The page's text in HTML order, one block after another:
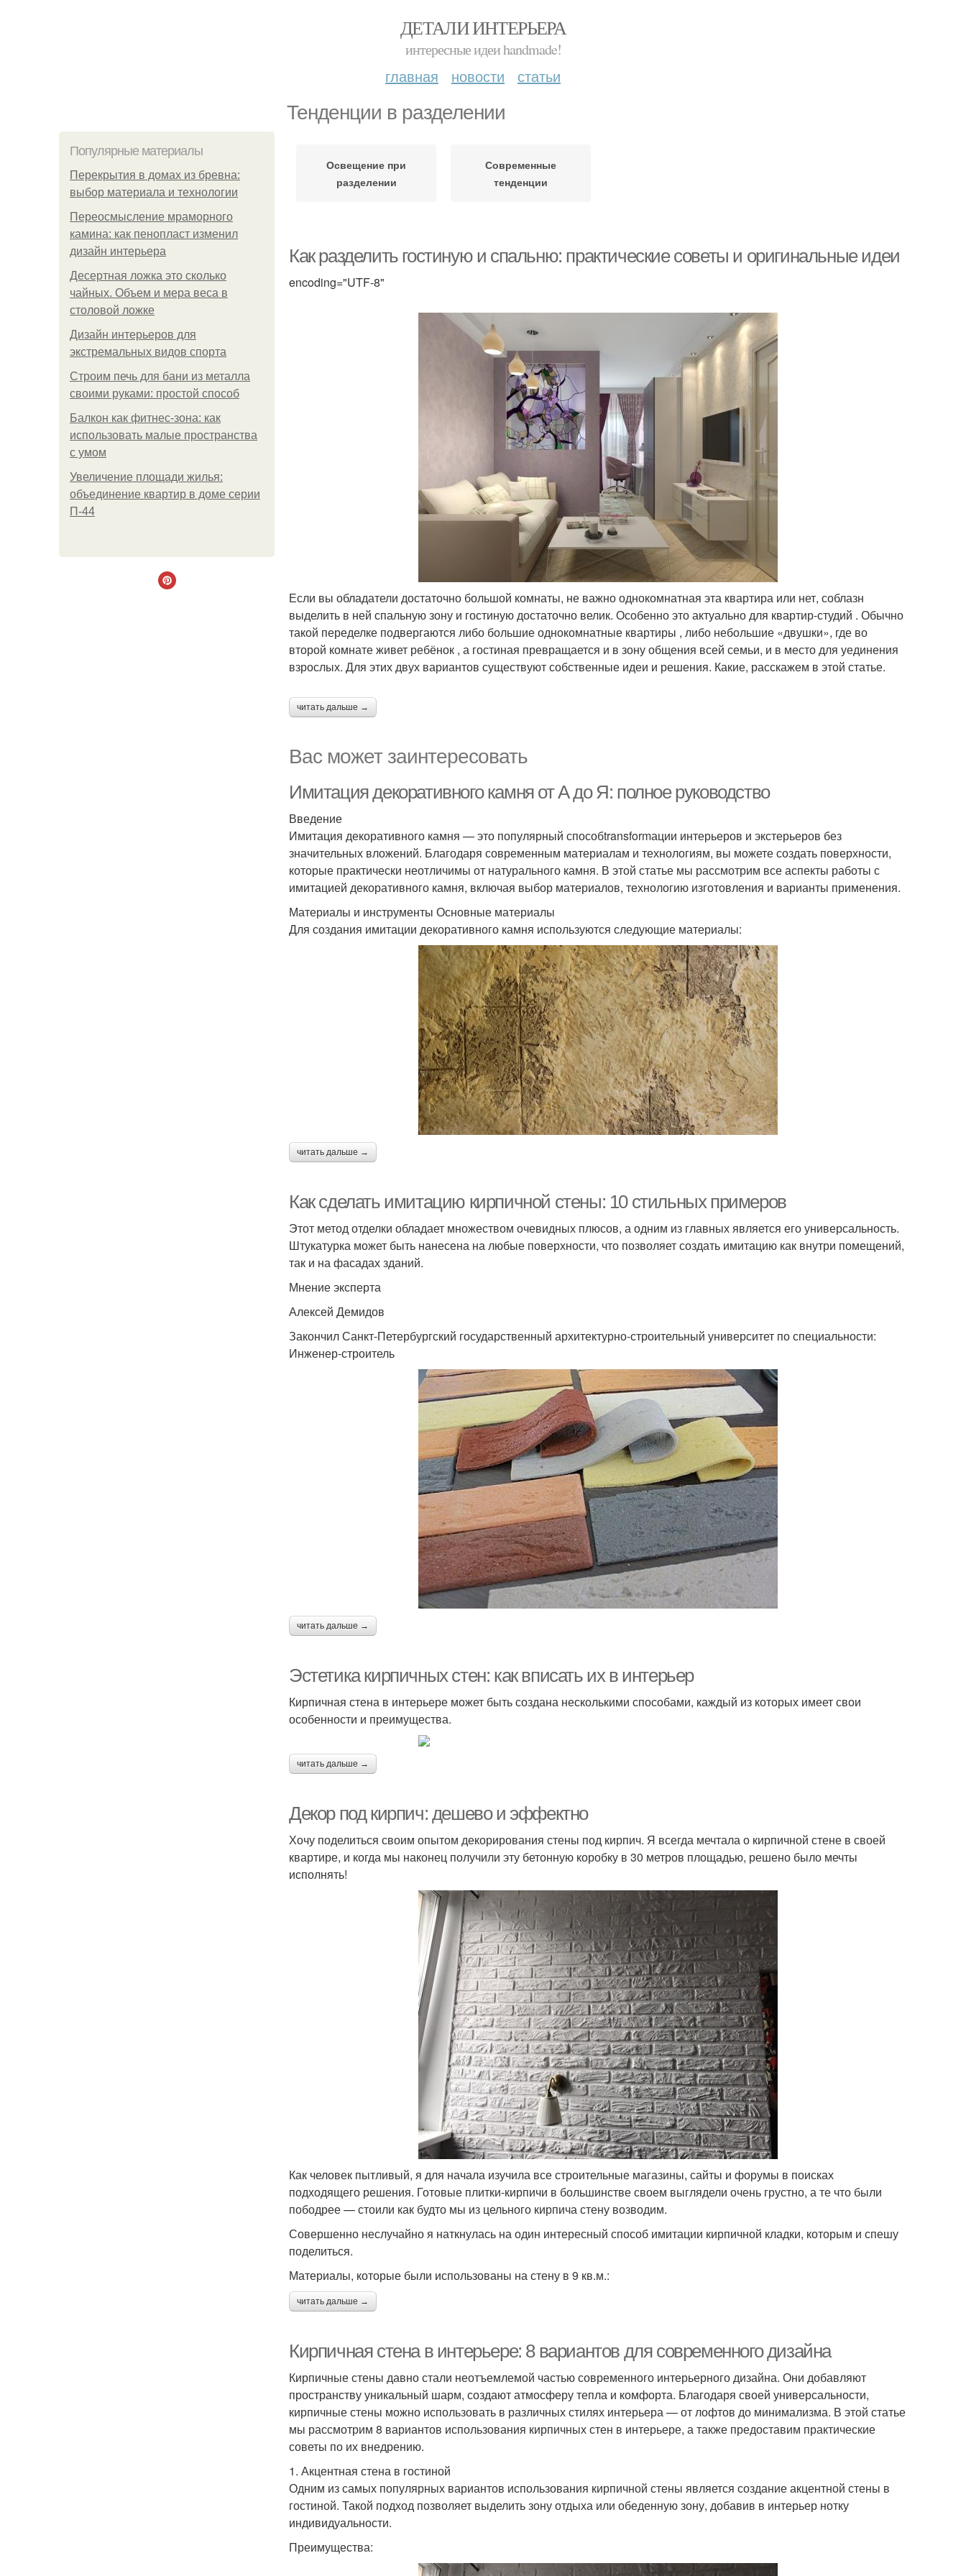
ДЕТАЛИ ИНТЕРЬЕРА
интересные идеи handmade!
главная новости статьи
Тенденции в разделении
Популярные материалы
Перекрытия в домах из бревна:
выбор материала и технологии
Переосмысление мраморного
камина: как пенопласт изменил
дизайн интерьера
Десертная ложка это сколько
чайных. Объем и мера веса в
столовой ложке
Дизайн интерьеров для
экстремальных видов спорта
Строим печь для бани из металла
своими руками: простой способ
Балкон как фитнес-зона: как
использовать малые пространства
с умом
Увеличение площади жилья:
объединение квартир в доме серии
П-44
Освещение при
разделении
Современные
тенденции
Как разделить гостиную и спальню: практические советы и оригинальные идеи
encoding="UTF-8"
Если вы обладатели достаточно большой комнаты, не важно однокомнатная эта квартира или нет, соблазн
выделить в ней спальную зону и гостиную достаточно велик. Особенно это актуально для квартир-студий . Обычно
такой переделке подвергаются либо большие однокомнатные квартиры , либо небольшие «двушки», где во
второй комнате живет ребёнок , а гостиная превращается и в зону общения всей семьи, и в место для уединения
взрослых. Для этих двух вариантов существуют собственные идеи и решения. Какие, расскажем в этой статье.
читать дальше →
Вас может заинтересовать
Имитация декоративного камня от А до Я: полное руководство
Введение
Имитация декоративного камня — это популярный способtransformации интерьеров и экстерьеров без
значительных вложений. Благодаря современным материалам и технологиям, вы можете создать поверхности,
которые практически неотличимы от натурального камня. В этой статье мы рассмотрим все аспекты работы с
имитацией декоративного камня, включая выбор материалов, технологию изготовления и варианты применения.
Материалы и инструменты Основные материалы
Для создания имитации декоративного камня используются следующие материалы:
читать дальше →
Как сделать имитацию кирпичной стены: 10 стильных примеров
Этот метод отделки обладает множеством очевидных плюсов, а одним из главных является его универсальность.
Штукатурка может быть нанесена на любые поверхности, что позволяет создать имитацию как внутри помещений,
так и на фасадах зданий.
Мнение эксперта
Алексей Демидов
Закончил Санкт-Петербургский государственный архитектурно-строительный университет по специальности:
Инженер-строитель
читать дальше →
Эстетика кирпичных стен: как вписать их в интерьер
Кирпичная стена в интерьере может быть создана несколькими способами, каждый из которых имеет свои
особенности и преимущества.
читать дальше →
Декор под кирпич: дешево и эффектно
Хочу поделиться своим опытом декорирования стены под кирпич. Я всегда мечтала о кирпичной стене в своей
квартире, и когда мы наконец получили эту бетонную коробку в 30 метров площадью, решено было мечты
исполнять!
Как человек пытливый, я для начала изучила все строительные магазины, сайты и форумы в поисках
подходящего решения. Готовые плитки-кирпичи в большинстве своем выглядели очень грустно, а те что были
пободрее — стоили как будто мы из цельного кирпича стену возводим.
Совершенно неслучайно я наткнулась на один интересный способ имитации кирпичной кладки, которым и спешу
поделиться.
Материалы, которые были использованы на стену в 9 кв.м.:
читать дальше →
Кирпичная стена в интерьере: 8 вариантов для современного дизайна
Кирпичные стены давно стали неотъемлемой частью современного интерьерного дизайна. Они добавляют
пространству уникальный шарм, создают атмосферу тепла и комфорта. Благодаря своей универсальности,
кирпичные стены можно использовать в различных стилях интерьера — от лофтов до минимализма. В этой статье
мы рассмотрим 8 вариантов использования кирпичных стен в интерьере, а также предоставим практические
советы по их внедрению.
1. Акцентная стена в гостиной
Одним из самых популярных вариантов использования кирпичной стены является создание акцентной стены в
гостиной. Такой подход позволяет выделить зону отдыха или обеденную зону, добавив в интерьер нотку
индивидуальности.
Преимущества: